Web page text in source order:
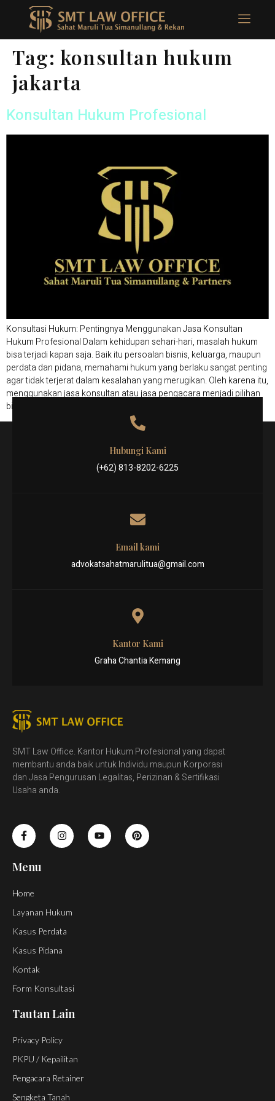
Tag: konsultan hukum
jakarta
Konsultan Hukum Profesional
Konsultasi Hukum: Pentingnya Menggunakan Jasa Konsultan
Hukum Profesional Dalam kehidupan sehari-hari, masalah hukum
bisa terjadi kapan saja. Baik itu persoalan bisnis, keluarga, maupun
perdata dan pidana, memahami hukum yang berlaku sangat penting
agar tidak terjerat dalam kesalahan yang merugikan. Oleh karena itu,
menggunakan jasa konsultan atau jasa pengacara menjadi pilihan
bijak bagi siapa pun yang […]
Hubungi Kami
(+62) 813-8202-6225
Email kami
advokatsahatmarulitua@gmail.com
Kantor Kami
Graha Chantia Kemang
SMT Law Office. Kantor Hukum Profesional yang dapat
membantu anda baik untuk Individu maupun Korporasi
dan Jasa Pengurusan Legalitas, Perizinan & Sertifikasi
Usaha anda.
Menu
Home
Layanan Hukum
Kasus Perdata
Kasus Pidana
Kontak
Form Konsultasi
Tautan Lain
Privacy Policy
PKPU / Kepailitan
Pengacara Retainer
Sengketa Tanah